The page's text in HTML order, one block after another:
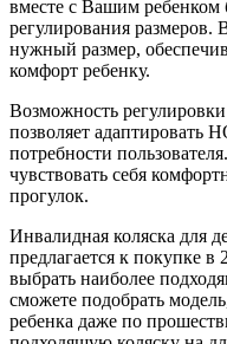
вместе с Вашим ребенком
регулирования размеров.
нужный размер,
комфорт ребенку.
Возможность
позволяет адаптировать
потребности
чувствовать себя
прогулок.
Инвалидная коляска для
предлагается к покупке в
выбрать наиболее
сможете подобрать
ребенка даже по